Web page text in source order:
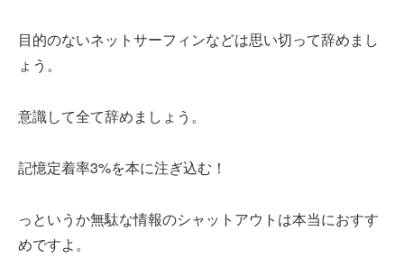
目的のないネットサーフィンなどは思い切って辞めまし
ょう。
意識して全て辞めましょう。
記憶定着率3%を本に注ぎ込む！
っというか無駄な情報のシャットアウトは本当におすす
めですよ。